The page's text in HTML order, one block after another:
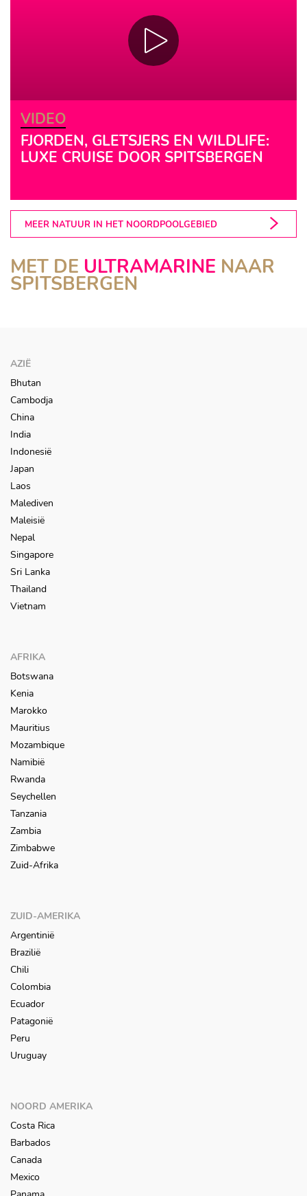
VIDEO
FJORDEN, GLETSJERS EN WILDLIFE:
LUXE CRUISE DOOR SPITSBERGEN
MEER NATUUR IN HET NOORDPOOLGEBIED
MET DE ULTRAMARINE NAAR
SPITSBERGEN
M/V ULTRAMARINE
Noordpoolgebied
AZIË
Bhutan
Cambodja
China
India
Indonesië
Japan
Laos
Malediven
Maleisië
Nepal
Singapore
Sri Lanka
Thailand
Vietnam
AFRIKA
Botswana
Kenia
Marokko
Mauritius
Mozambique
Namibië
Rwanda
Seychellen
Tanzania
Zambia
Zimbabwe
Zuid-Afrika
ZUID-AMERIKA
Argentinië
Brazilië
Chili
Colombia
Ecuador
Patagonië
Peru
Uruguay
NOORD AMERIKA
Costa Rica
Barbados
Canada
Mexico